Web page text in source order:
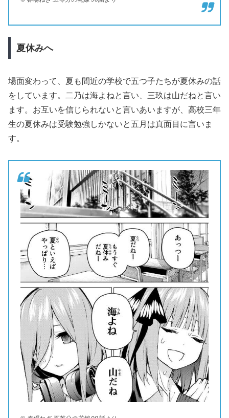
夏休みへ
場面変わって、夏も間近の学校で五つ子たちが夏休みの話
をしています。二乃は海よねと言い、三玖は山だねと言い
ます。お互いを信じられないと言いあいますが、高校三年
生の夏休みは受験勉強しかないと五月は真面目に言いま
す。